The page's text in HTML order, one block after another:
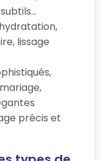
lissage
précis et